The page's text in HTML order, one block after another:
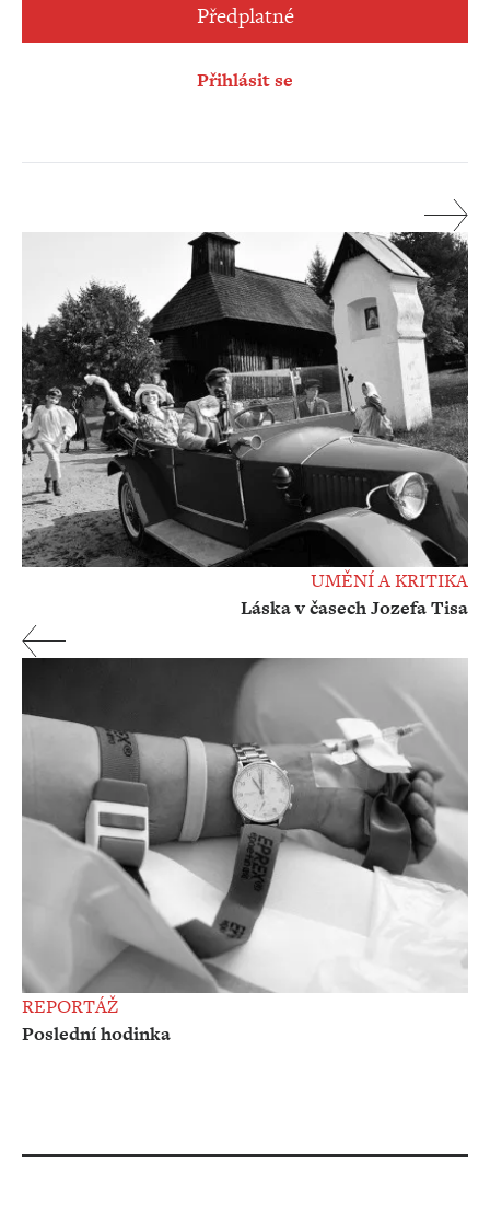
Předplatné
Přihlásit se
UMĚNÍ A KRITIKA
Láska v časech Jozefa Tisa
REPORTÁŽ
Poslední hodinka